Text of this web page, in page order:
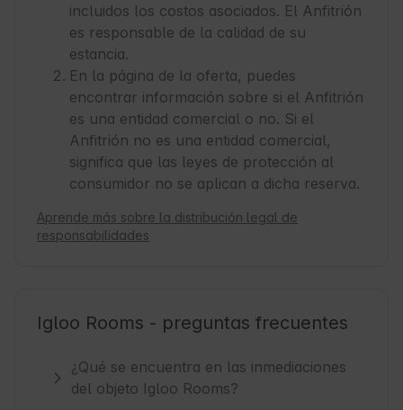
incluidos los costos asociados. El Anfitrión
es responsable de la calidad de su
estancia.
En la página de la oferta, puedes
encontrar información sobre si el Anfitrión
es una entidad comercial o no. Si el
Anfitrión no es una entidad comercial,
significa que las leyes de protección al
consumidor no se aplican a dicha reserva.
Aprende más sobre la distribución legal de
responsabilidades
Igloo Rooms - preguntas frecuentes
¿Qué se encuentra en las inmediaciones
del objeto Igloo Rooms?